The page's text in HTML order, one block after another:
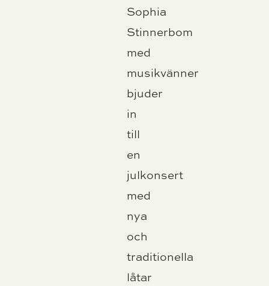
Sophia
Stinnerbom
med
musikvänner
bjuder
in
till
en
julkonsert
med
nya
och
traditionella
låtar